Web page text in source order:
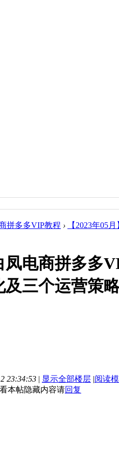
拼多多VIP教程 ›
【2023年05
凤电商拼多
三个运营策略
23:34:53 | 显示全部楼层 |阅读
本帖隐藏内容请回复